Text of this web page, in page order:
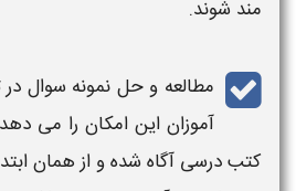
مند شوند.
مطالعه و حل نمونه سوال
آموزان این امکان را می
کتب درسی آگاه شده و از همان